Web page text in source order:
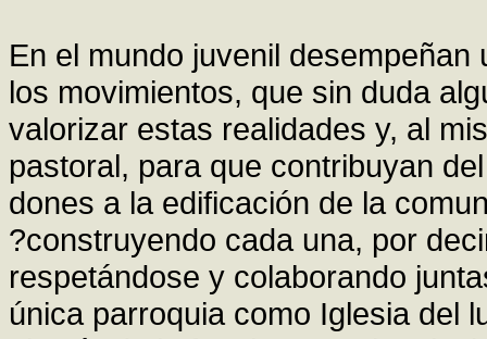
En el mundo juvenil
los movimientos, que sin duda
valorizar estas realidades y, al
pastoral, para que contribuyan
dones a la edificación de la
?construyendo cada una, por
respetándose y colaborando
única parroquia como Iglesia del